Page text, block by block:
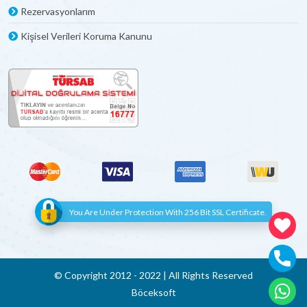
ilçesidir. Tatilciler için huzurlu bir kaçış noktası olan
Seydikemer'de havuzlu kiralık villalar, doğanın içinde
eşliğinde huzurlu bir tatil sunar. Villalar, geniş bahçeleri ve özel
havuzlarıyla misafirlerine özel bir alan ve rahatlık sağlar.
Seydikemer'deki havuzlu kiralık villalar, aileler, arkadaş
grupları ve çiftler için ideal bir seçenek sunar. Havuz başında
güneşlenmek, serinlemek ve özel anların keyfini çıkarmak
konuklara konforlu bir konaklama deneyimi sunar.
Seydikemer'deki havuzlu kiralık villalar, tatilcilerin özel ve
ortamda keyifli bir tatil geçirmek isteyen herkesi
Seydikemer'in bu büyüleyici bölgesini keşfetmeye davet
ediyoruz.
Seydikemer’de Doğa ile İç İçe Kiralık
Villalar
Rezervasyonlarım
Kişisel Verileri Koruma Kanunu
You Are Under Protection With 256 Bit SSL Certificate.
© Copyright 2012 - 2022 | All Rights Reserved
Böceksoft